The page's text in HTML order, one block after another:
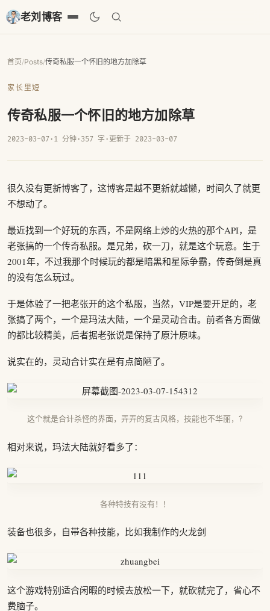
老刘博客
首页/Posts/传奇私服一个怀旧的地方加除草
家长里短
传奇私服一个怀旧的地方加除草
2023-03-07· 1 分钟· 357 字 · 更新于 2023-03-07
很久没有更新博客了，这博客是越不更新就越懒，时间久了就更
不想动了。
最近找到一个好玩的东西，不是网络上炒的火热的那个API，是
老张搞的一个传奇私服。是兄弟，砍一刀，就是这个玩意。生于
2001年，不过我那个时候玩的都是暗黑和星际争霸，传奇倒是真
的没有怎么玩过。
于是体验了一把老张开的这个私服，当然，VIP是要开足的，老
张搞了两个，一个是玛法大陆，一个是灵动合击。前者各方面做
的都比较精美，后者据老张说是保持了原汁原味。
说实在的，灵动合计实在是有点简陋了。
这个就是合计杀怪的界面，弄弄的复古风格，技能也不华丽，?
相对来说，玛法大陆就好看多了：
各种特技有没有！！
装备也很多，自带各种技能，比如我制作的火龙剑
这个游戏特别适合闲暇的时候去放松一下，就砍就完了，省心不
费脑子。